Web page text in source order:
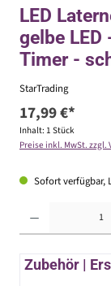
LED
gelbe
Timer -
StarTrading
17,99 €*
Inhalt: 1 Stück
Preise inkl. MwSt. zzgl.
Sofort verfügbar,
Zubehör |